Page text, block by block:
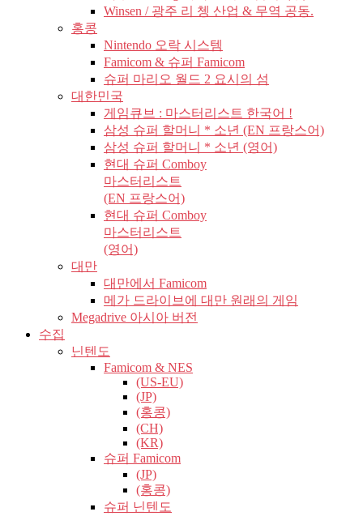
Winsen / 광주 리 쳉 산업 & 무역 공동.
홍콩
Nintendo 오락 시스템
Famicom & 슈퍼 Famicom
슈퍼 마리오 월드 2 요시의 섬
대한민국
게임큐브 : 마스터리스트 한국어 !
삼성 슈퍼 할머니 * 소년 (EN 프랑스어)
삼성 슈퍼 할머니 * 소년 (영어)
현대 슈퍼 Comboy
마스터리스트
(EN 프랑스어)
현대 슈퍼 Comboy
마스터리스트
(영어)
대만
대만에서 Famicom
메가 드라이브에 대만 원래의 게임
Megadrive 아시아 버전
수집
닌텐도
Famicom & NES
(US-EU)
(JP)
(홍콩)
(CH)
(KR)
슈퍼 Famicom
(JP)
(홍콩)
슈퍼 닌텐도